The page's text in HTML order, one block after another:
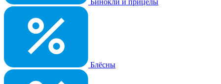
Бинокли и прицелы
Блёсны